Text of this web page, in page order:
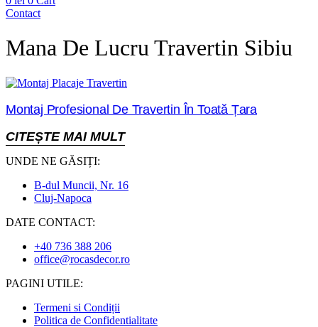
Contact
Mana De Lucru Travertin Sibiu
Montaj Profesional De Travertin În Toată Țara
CITEȘTE MAI MULT
UNDE NE GĂSIȚI:
B-dul Muncii, Nr. 16
Cluj-Napoca
DATE CONTACT:
+40 736 388 206
office@rocasdecor.ro
PAGINI UTILE:
Termeni si Condiții
Politica de Confidentialitate